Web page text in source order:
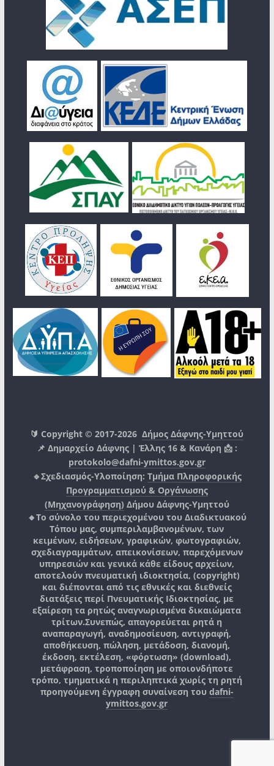
🔰 Copyright © 2017-2026Δήμος Δάφνης-Υμηττού
📌 Δημαρχείο Δάφνης | Έλλης 16 & Κανάρη 📩 :
protokolo@dafni-ymittos.gov.gr
🔹Σχεδιασμός-Υλοποίηση: Τμήμα Πληροφορικής
Προγραμματισμού & Οργάνωσης
(Μηχανογράφηση) Δήμου Δάφνης-Υμηττού
🔸Το σύνολο του περιεχομένου του Διαδικτυακού
Τόπου μας, συμπεριλαμβανομένων, των
κειμένων, ειδήσεων, γραφικών, φωτογραφιών,
σχεδιαγραμμάτων, απεικονίσεων, παρεχόμενων
υπηρεσιών και γενικά κάθε είδους αρχείων,
αποτελούν πνευματική ιδιοκτησία, (copyright)
και διέπονται από τις εθνικές και διεθνείς
διατάξεις περί Πνευματικής Ιδιοκτησίας, με
εξαίρεση τα ρητώς αναγνωρισμένα δικαιώματα
τρίτων.Συνεπώς, απαγορεύεται ρητά η
αναπαραγωγή, αναδημοσίευση, αντιγραφή,
αποθήκευση, πώληση, μετάδοση, διανομή,
έκδοση, εκτέλεση, «φόρτωση» (download),
μετάφραση, τροποποίηση με οποιονδήποτε
τρόπο, τμηματικά η περιληπτικά χωρίς τη ρητή
προηγούμενη έγγραφη συναίνεση του dafni-
ymittos.gov.gr